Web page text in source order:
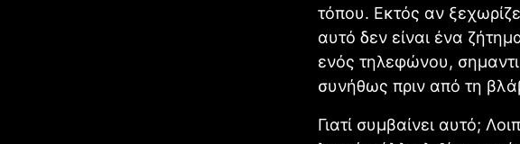
τόπου. Εκτός αν
αυτό δεν είναι ένα
ενός τηλεφώνου,
συνήθως πριν από τη
Γιατί συμβαίνει αυτό;